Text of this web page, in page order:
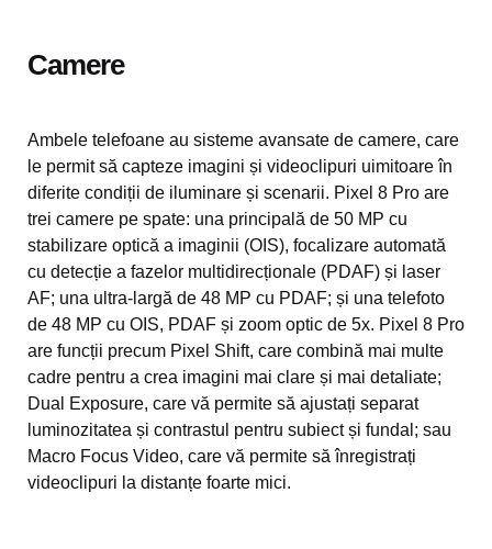
Camere
Ambele telefoane au sisteme avansate de camere, care
le permit să capteze imagini și videoclipuri uimitoare în
diferite condiții de iluminare și scenarii. Pixel 8 Pro are
trei camere pe spate: una principală de 50 MP cu
stabilizare optică a imaginii (OIS), focalizare automată
cu detecție a fazelor multidirecționale (PDAF) și laser
AF; una ultra-largă de 48 MP cu PDAF; și una telefoto
de 48 MP cu OIS, PDAF și zoom optic de 5x. Pixel 8 Pro
are funcții precum Pixel Shift, care combină mai multe
cadre pentru a crea imagini mai clare și mai detaliate;
Dual Exposure, care vă permite să ajustați separat
luminozitatea și contrastul pentru subiect și fundal; sau
Macro Focus Video, care vă permite să înregistrați
videoclipuri la distanțe foarte mici.